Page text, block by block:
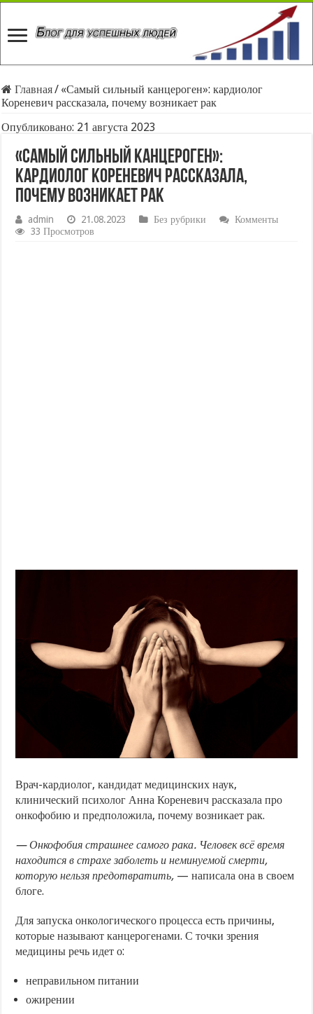
Главная/ «Самый сильный канцероген»: кардиолог
Кореневич рассказала, почему возникает рак
Опубликовано: 21 августа 2023
«Самый сильный канцероген»:
кардиолог Кореневич рассказала,
почему возникает рак
admin 21.08.2023 Без рубрики
Комменты
33 Просмотров
Врач-кардиолог, кандидат медицинских наук,
клинический психолог Анна Кореневич рассказала про
онкофобию и предположила, почему возникает рак.
— Онкофобиястрашнее самого рака. Человек всё время
находится в страхе заболеть и неминуемой смерти,
которую нельзя предотвратить, — написала она в своем
блоге.
Для запуска онкологического процесса есть причины,
которые называют канцерогенами. С точки зрения
медицины речь идет о:
неправильном питании
ожирении